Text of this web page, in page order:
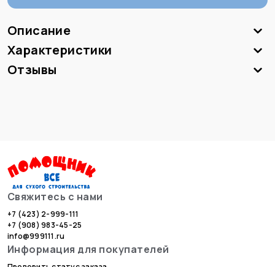
Описание
Характеристики
Отзывы
Свяжитесь с нами
+7 (423) 2-999-111
+7 (908) 983-45-25
info@999111.ru
Информация для покупателей